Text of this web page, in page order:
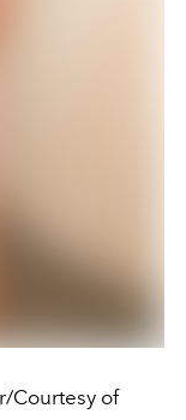
Courtesy of